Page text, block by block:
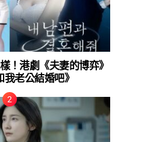
！港劇《夫妻的博弈》
老公結婚吧》